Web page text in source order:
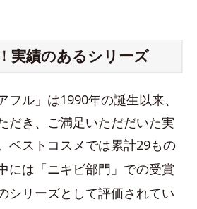
実績のあるシリーズ
フル」は1990年の誕生以来、
だき、ご満足いただだいた実
ベストコスメでは累計29もの
には「ニキビ部門」での受賞
シリーズとして評価されてい